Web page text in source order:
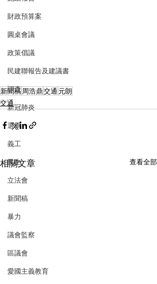
財政預算案
圓桌會議
政策倡議
民建聯報告及建議書
調查
新冠肺炎
選舉
義工
民生
立法會
新聞稿
暴力
議會監察
區議會
愛國主義教育
新聞稿 周浩鼎交通 元朗
交通
相關文章 查看全部